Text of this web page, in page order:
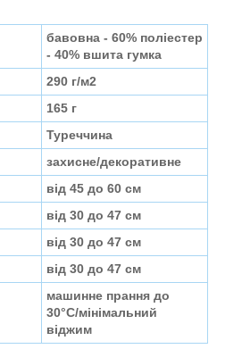
бавовна - 60% поліестер
- 40% вшита гумка
290 г/м2
165 г
Туреччина
захисне/декоративне
від 45 до 60 см
від 30 до 47 см
від 30 до 47 см
від 30 до 47 см
машинне прання до
30°C/мінімальний
віджим